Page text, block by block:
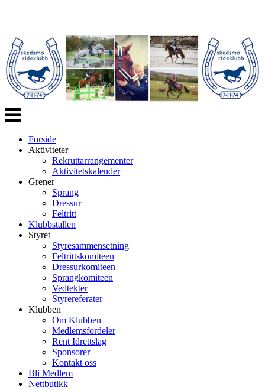
Veksle
navigasjon
Forside
Aktiviteter
Rekruttarrangementer
Aktivitetskalender
Grener
Sprang
Dressur
Feltritt
Klubbstallen
Styret
Styresammensetning
Feltrittskomiteen
Dressurkomiteen
Sprangkomiteen
Vedtekter
Styrereferater
Klubben
Om Klubben
Medlemsfordeler
Rent Idrettslag
Sponsorer
Kontakt oss
Bli Medlem
Nettbutikk